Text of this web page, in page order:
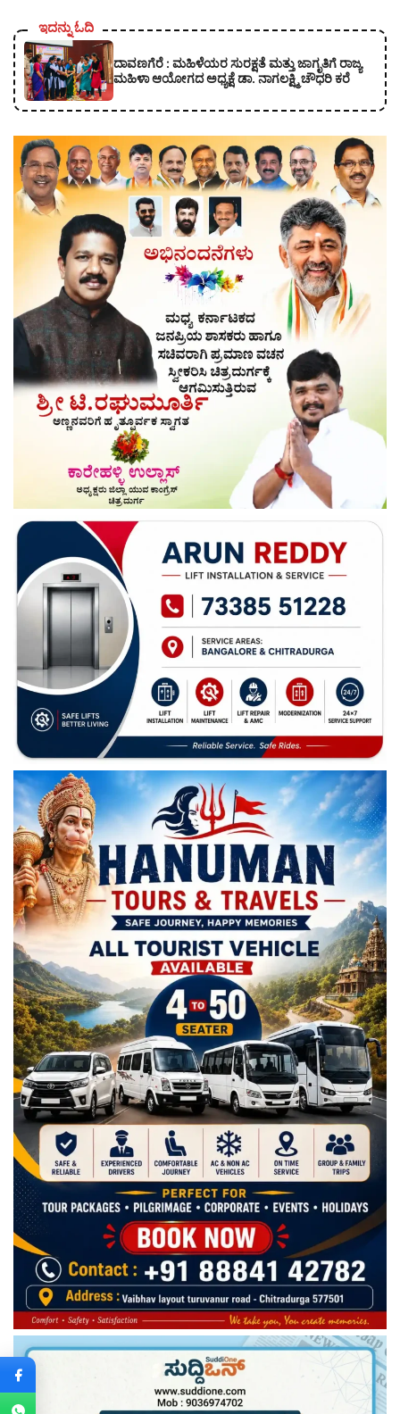
ಇದನ್ನು ಓದಿ
ದಾವಣಗೆರೆ : ಮಹಿಳೆಯರ ಸುರಕ್ಷತೆ ಮತ್ತು ಜಾಗೃತಿಗೆ ರಾಜ್ಯ
ಮಹಿಳಾ ಆಯೋಗದ ಅಧ್ಯಕ್ಷೆ ಡಾ. ನಾಗಲಕ್ಷ್ಮಿ ಚೌಧರಿ ಕರೆ